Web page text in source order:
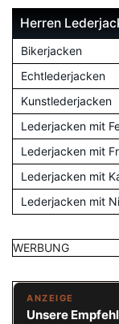
Herren
Bikerjacken
Echtlederjacken
Kunstlederjacken
Lederjacken mit
Lederjacken mit
Lederjacken mit
Lederjacken mit
WERBUNG
ANZEIGE
Unsere